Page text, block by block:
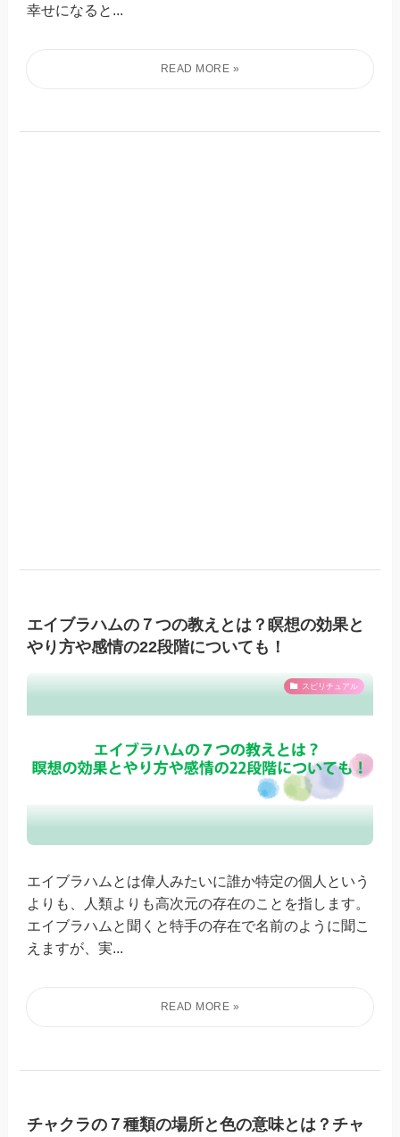
幸せになると...
エイブラハムの７つの教えとは？瞑想の効果と
やり方や感情の22段階についても！
スピリチュアル
エイブラハムとは偉人みたいに誰か特定の個人という
よりも、人類よりも高次元の存在のことを指します。
エイブラハムと聞くと特手の存在で名前のように聞こ
えますが、実...
チャクラの７種類の場所と色の意味とは？チャ